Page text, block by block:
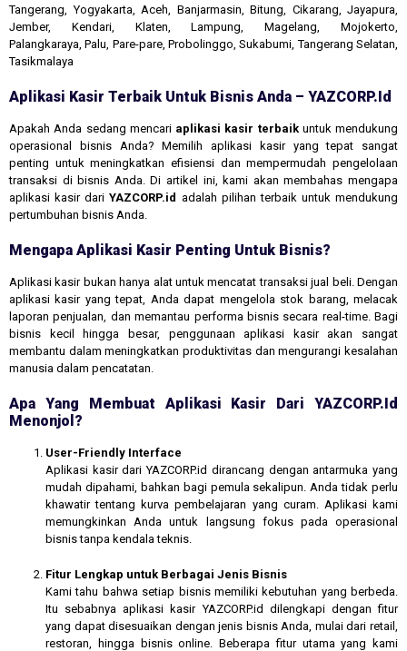
Tangerang, Yogyakarta, Aceh, Banjarmasin, Bitung, Cikarang, Jayapura,
Jember, Kendari, Klaten, Lampung, Magelang, Mojokerto,
Palangkaraya, Palu, Pare-pare, Probolinggo, Sukabumi, Tangerang Selatan,
Tasikmalaya
Aplikasi Kasir Terbaik Untuk Bisnis Anda – YAZCORP.id
Apakah Anda sedang mencari aplikasi kasir terbaikuntuk mendukung
operasional bisnis Anda? Memilih aplikasi kasir yang tepat sangat
penting untuk meningkatkan efisiensi dan mempermudah pengelolaan
transaksi di bisnis Anda. Di artikel ini, kami akan membahas mengapa
aplikasi kasir dariYAZCORP.id adalah pilihan terbaik untuk mendukung
pertumbuhan bisnis Anda.
Mengapa Aplikasi Kasir Penting Untuk Bisnis?
Aplikasi kasir bukan hanya alat untuk mencatat transaksi jual beli. Dengan
aplikasi kasir yang tepat, Anda dapat mengelola stok barang, melacak
laporan penjualan, dan memantau performa bisnis secara real-time. Bagi
bisnis kecil hingga besar, penggunaan aplikasi kasir akan sangat
membantu dalam meningkatkan produktivitas dan mengurangi kesalahan
manusia dalam pencatatan.
Apa Yang Membuat Aplikasi Kasir Dari YAZCORP.id
Menonjol?
User-Friendly Interface
Aplikasi kasir dari YAZCORP.id dirancang dengan antarmuka yang
mudah dipahami, bahkan bagi pemula sekalipun. Anda tidak perlu
khawatir tentang kurva pembelajaran yang curam. Aplikasi kami
memungkinkan Anda untuk langsung fokus pada operasional
bisnis tanpa kendala teknis.
Fitur Lengkap untuk Berbagai Jenis Bisnis
Kami tahu bahwa setiap bisnis memiliki kebutuhan yang berbeda.
Itu sebabnya aplikasi kasir YAZCORP.id dilengkapi dengan fitur
yang dapat disesuaikan dengan jenis bisnis Anda, mulai dari retail,
restoran, hingga bisnis online. Beberapa fitur utama yang kami